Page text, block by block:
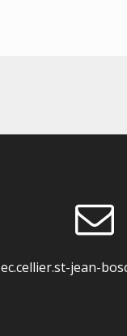
ec.cellier.st-jean-